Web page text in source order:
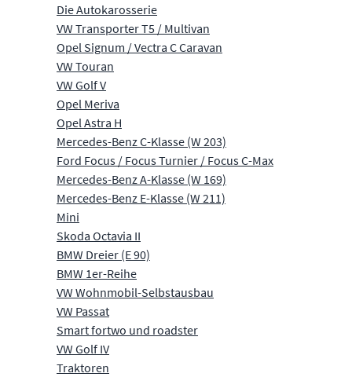
Die Autokarosserie
VW Transporter T5 / Multivan
Opel Signum / Vectra C Caravan
VW Touran
VW Golf V
Opel Meriva
Opel Astra H
Mercedes-Benz C-Klasse (W 203)
Ford Focus / Focus Turnier / Focus C-Max
Mercedes-Benz A-Klasse (W 169)
Mercedes-Benz E-Klasse (W 211)
Mini
Skoda Octavia II
BMW Dreier (E 90)
BMW 1er-Reihe
VW Wohnmobil-Selbstausbau
VW Passat
Smart fortwo und roadster
VW Golf IV
Traktoren